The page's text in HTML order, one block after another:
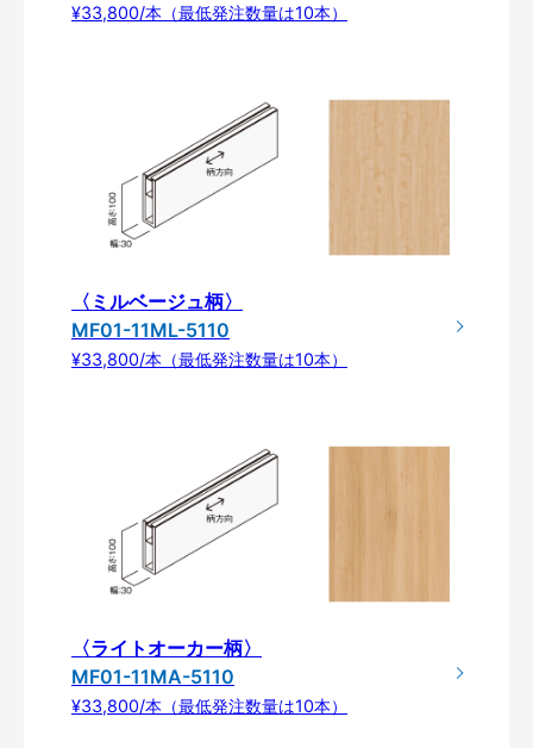
¥33,800/本（最低発注数量は10本）
〈ミルベージュ柄〉
MF01-11ML-5110
¥33,800/本（最低発注数量は10本）
〈ライトオーカー柄〉
MF01-11MA-5110
¥33,800/本（最低発注数量は10本）